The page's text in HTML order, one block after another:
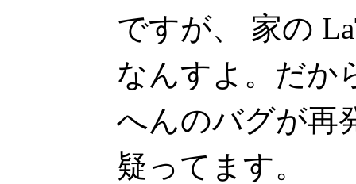
ですが、 家の
なんすよ。だか
へんのバグが再
疑ってます。